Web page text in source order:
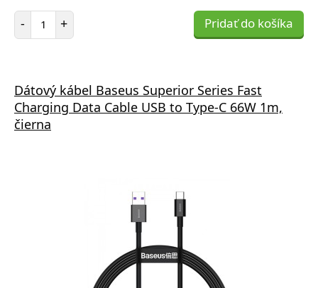
- Počet položiek
+ Pridať do košíka
Dátový kábel Baseus Superior Series Fast
Charging Data Cable USB to Type-C 66W 1m,
čierna